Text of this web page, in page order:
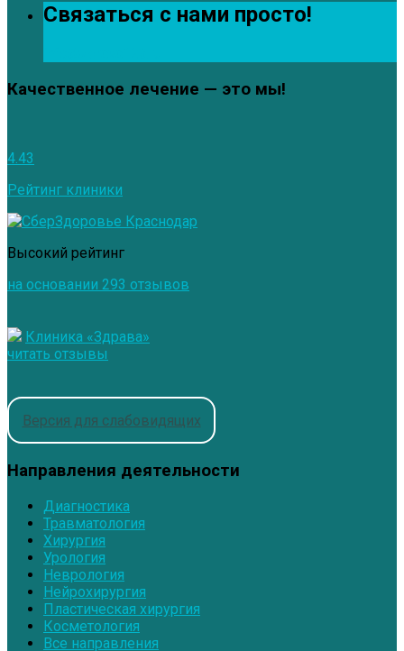
Связаться с нами просто!
Качественное лечение — это мы!
4.43
Рейтинг клиники
Высокий рейтинг
на основании 293 отзывов
Клиника «Здрава»
читать отзывы
Версия для слабовидящих
Направления деятельности
Диагностика
Травматология
Хирургия
Урология
Неврология
Нейрохирургия
Пластическая хирургия
Косметология
Все направления